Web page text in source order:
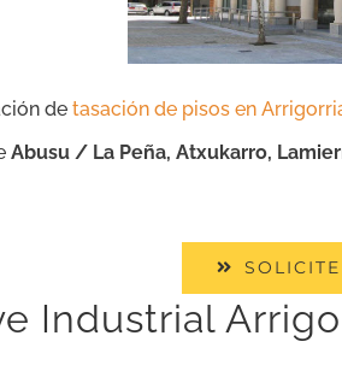
de tasación de pisos en
Abusu / La Peña, Atxukarro,
Industrial